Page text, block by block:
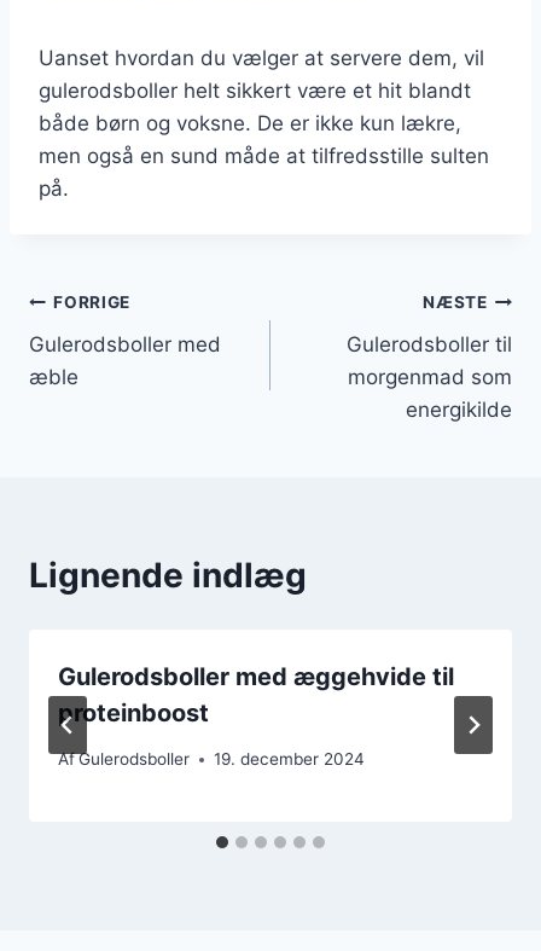
Uanset hvordan du vælger at servere dem, vil
gulerodsboller helt sikkert være et hit blandt
både børn og voksne. De er ikke kun lækre,
men også en sund måde at tilfredsstille sulten
på.
Indlægsnavigation
FORRIGE
Gulerodsboller med
æble
NÆSTE
Gulerodsboller til
morgenmad som
energikilde
Lignende indlæg
Gulerodsboller med æggehvide til
proteinboost
AfGulerodsboller 19. december 2024